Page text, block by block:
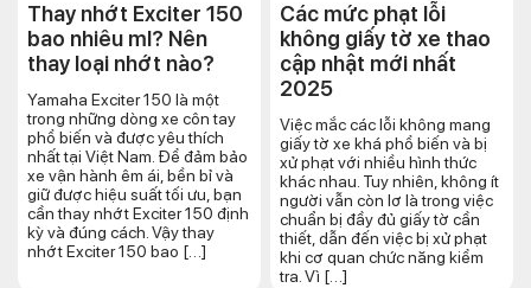
Thay nhớt Exciter 150
bao nhiêu ml? Nên
thay loại nhớt nào?
Yamaha Exciter 150 là một
trong những dòng xe côn tay
phổ biến và được yêu thích
nhất tại Việt Nam. Để đảm bảo
xe vận hành êm ái, bền bỉ và
giữ được hiệu suất tối ưu, bạn
cần thay nhớt Exciter 150 định
kỳ và đúng cách. Vậy thay
nhớt Exciter 150 bao […]
Các mức phạt lỗi
không giấy tờ xe thao
cập nhật mới nhất
2025
Việc mắc các lỗi không mang
giấy tờ xe khá phổ biến và bị
xử phạt với nhiều hình thức
khác nhau. Tuy nhiên, không ít
người vẫn còn lơ là trong việc
chuẩn bị đầy đủ giấy tờ cần
thiết, dẫn đến việc bị xử phạt
khi cơ quan chức năng kiểm
tra. Vì […]